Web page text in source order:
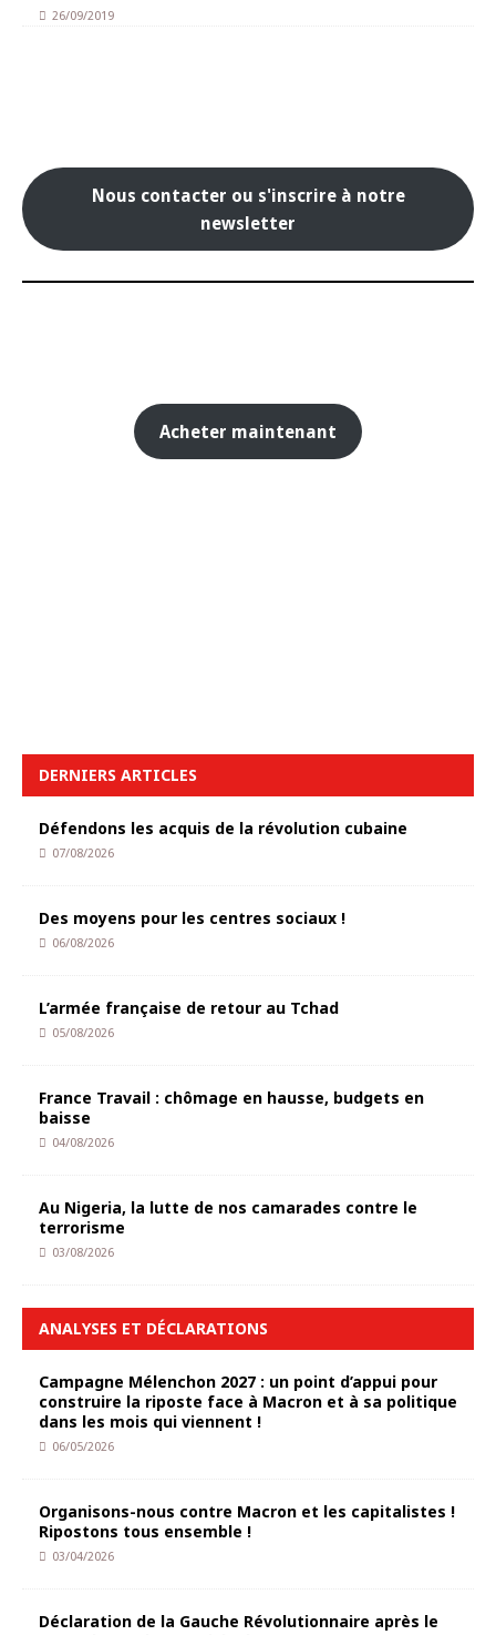
26/09/2019
Nous contacter ou s'inscrire à notre
newsletter
Acheter maintenant
DERNIERS ARTICLES
Défendons les acquis de la révolution cubaine
07/08/2026
Des moyens pour les centres sociaux !
06/08/2026
L’armée française de retour au Tchad
05/08/2026
France Travail : chômage en hausse, budgets en
baisse
04/08/2026
Au Nigeria, la lutte de nos camarades contre le
terrorisme
03/08/2026
ANALYSES ET DÉCLARATIONS
Campagne Mélenchon 2027 : un point d’appui pour
construire la riposte face à Macron et à sa politique
dans les mois qui viennent !
06/05/2026
Organisons-nous contre Macron et les capitalistes !
Ripostons tous ensemble !
03/04/2026
Déclaration de la Gauche Révolutionnaire après le